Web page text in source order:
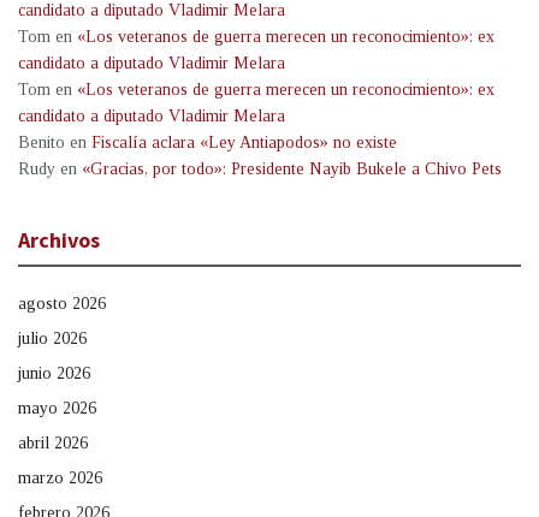
candidato a diputado Vladimir Melara
Tom en «Los veteranos de guerra merecen un reconocimiento»: ex
candidato a diputado Vladimir Melara
Tom en «Los veteranos de guerra merecen un reconocimiento»: ex
candidato a diputado Vladimir Melara
Benito en Fiscalía aclara «Ley Antiapodos» no existe
Rudy en «Gracias, por todo»: Presidente Nayib Bukele a Chivo Pets
Archivos
agosto 2026
julio 2026
junio 2026
mayo 2026
abril 2026
marzo 2026
febrero 2026